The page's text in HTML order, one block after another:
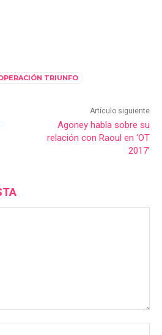
TRIUNFO
Artículo siguiente
Agoney habla sobre su
relación con Raoul en ‘OT
2017’